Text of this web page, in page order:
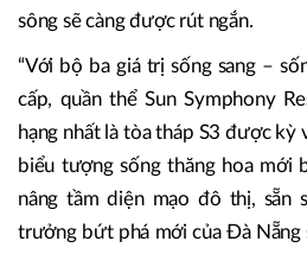
sông sẽ càng được rút ngắn.
“Với bộ ba giá trị sống sang –
cấp, quần thể Sun Symphony
hạng nhất là tòa tháp S3 được
biểu tượng sống thăng hoa mới
nâng tầm diện mạo đô thị, sẵn
trưởng bứt phá mới của Đà Nẵng